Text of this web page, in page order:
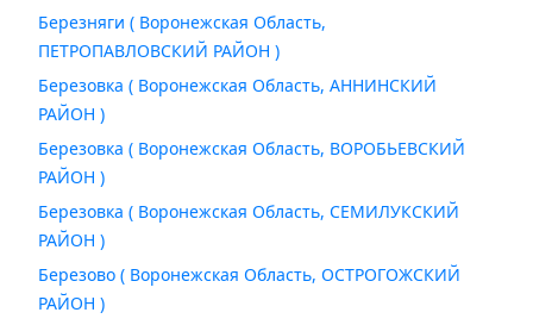
Березняги ( Воронежская Область,
ПЕТРОПАВЛОВСКИЙ РАЙОН )
Березовка ( Воронежская Область, АННИНСКИЙ
РАЙОН )
Березовка ( Воронежская Область, ВОРОБЬЕВСКИЙ
РАЙОН )
Березовка ( Воронежская Область, СЕМИЛУКСКИЙ
РАЙОН )
Березово ( Воронежская Область, ОСТРОГОЖСКИЙ
РАЙОН )